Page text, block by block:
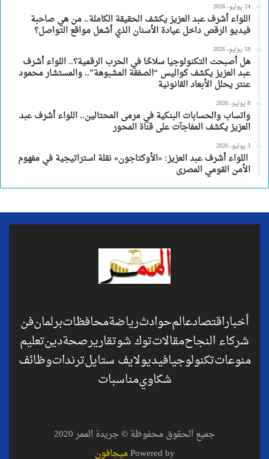
24 يوليو، 2026
اللواء أشرف عبد العزيز يكشف الحقيقة الكاملة.. من هي صاحبة
فيديو الرقص داخل عيادة الأسنان الذي أشعل مواقع التواصل؟
18 يوليو، 2026
هل أصبحت التكنولوجيا سلاحًا في الحرب الرقمية؟.. اللواء أشرف
عبد العزيز يكشف كواليس “الصفقة المشبوهة”.. والمستشار محمود
عنتر يحلل الأبعاد القانونية
8 يوليو، 2026
واتساب والحسابات البنكية في مرمى المحتالين.. اللواء أشرف عبد
العزيز يكشف المفاجآت على قناة المحور
3 يوليو، 2026
اللواء أشرف عبد العزيز: «الأوكتاجون» نقلة استراتيجية في مفهوم
الأمن القومي المصرى
أخباراقتصادعالمحوادثرياضةمحافظاتبرلمانفن
شركاء النجاحمقالاتتوك شوتقاريرصحةدينتعليم
منوعاتتكنولوجيافيديولايف ستايلترنداتوظائف
شكاويمناسبات
جميع الحقوق محفوظة © جريدة الممر 2020
Powered byميجافون